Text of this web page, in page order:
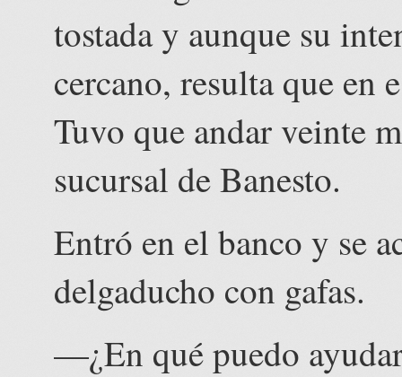
tostada y aunque su
cercano, resulta que en
Tuvo que andar veinte
sucursal de Banesto.
Entró en el banco y se
delgaducho con gafas.
—¿En qué puedo